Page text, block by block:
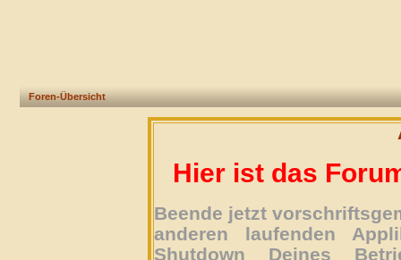
Foren-Übersicht
Hier ist das
Beende jetzt
anderen laufenden
Shutdown Deines